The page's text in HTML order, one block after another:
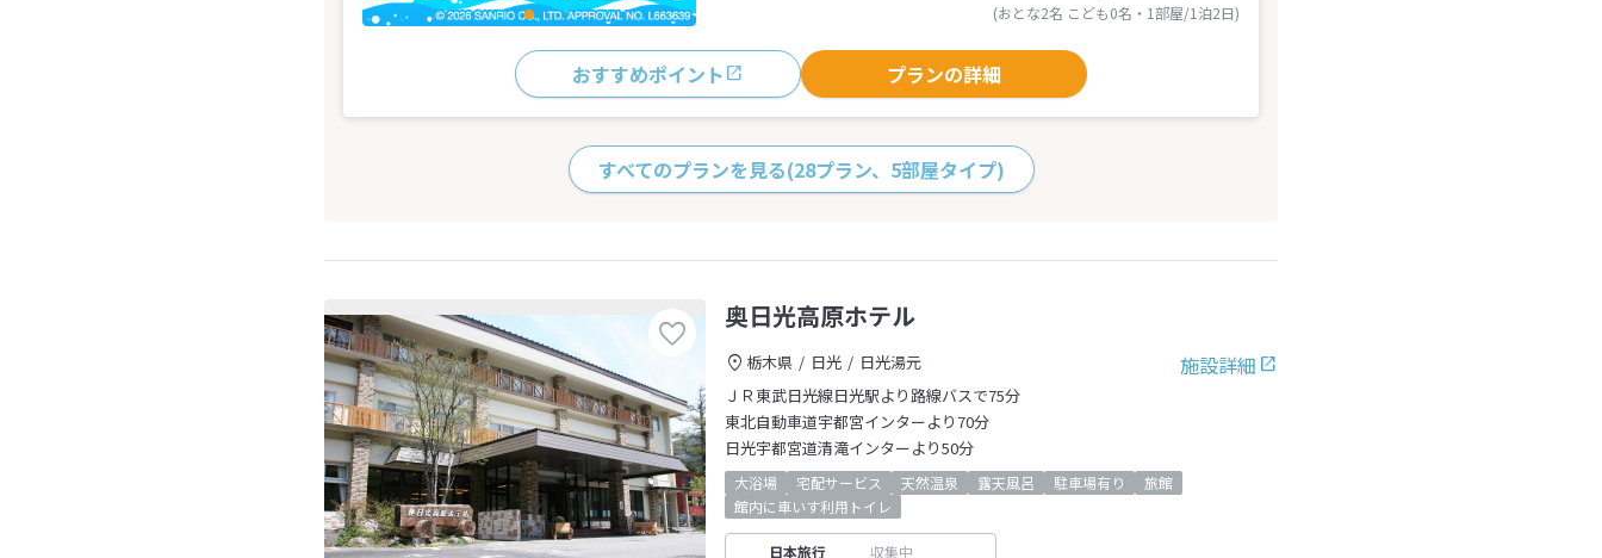
(おとな2名 こども0名・1部屋/1泊2日)
おすすめポイント プランの詳細
すべてのプランを見る(28プラン、5部屋タイプ)
奥日光高原ホテル
施設詳細
栃木県 日光
日光湯元
ＪＲ東武日光線日光駅より路線バスで75分
東北自動車道宇都宮インターより70分
日光宇都宮道清滝インターより50分
大浴場 宅配サービス 天然温泉 露天風呂 駐車場有り
旅館
館内に車いす利用トイレ
日本旅行 収集中